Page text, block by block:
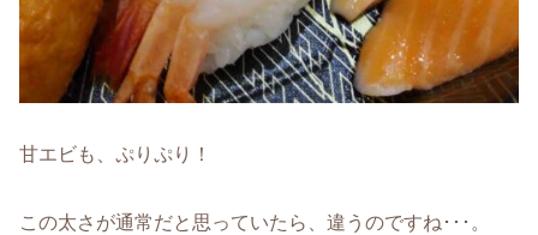
甘エビも、ぷりぷり！
この太さが通常だと思っていたら、違うのですね･･･。